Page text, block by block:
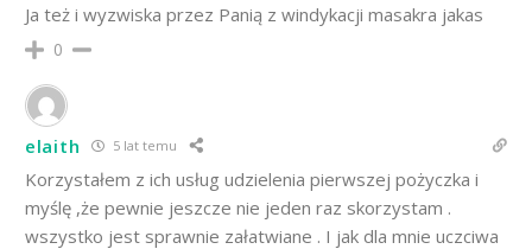
Ja też i wyzwiska przez Panią z windykacji masakra jakas
0
elaith 5 lat temu
Korzystałem z ich usług udzielenia pierwszej pożyczka i
myślę ,że pewnie jeszcze nie jeden raz skorzystam .
wszystko jest sprawnie załatwiane . I jak dla mnie uczciwa